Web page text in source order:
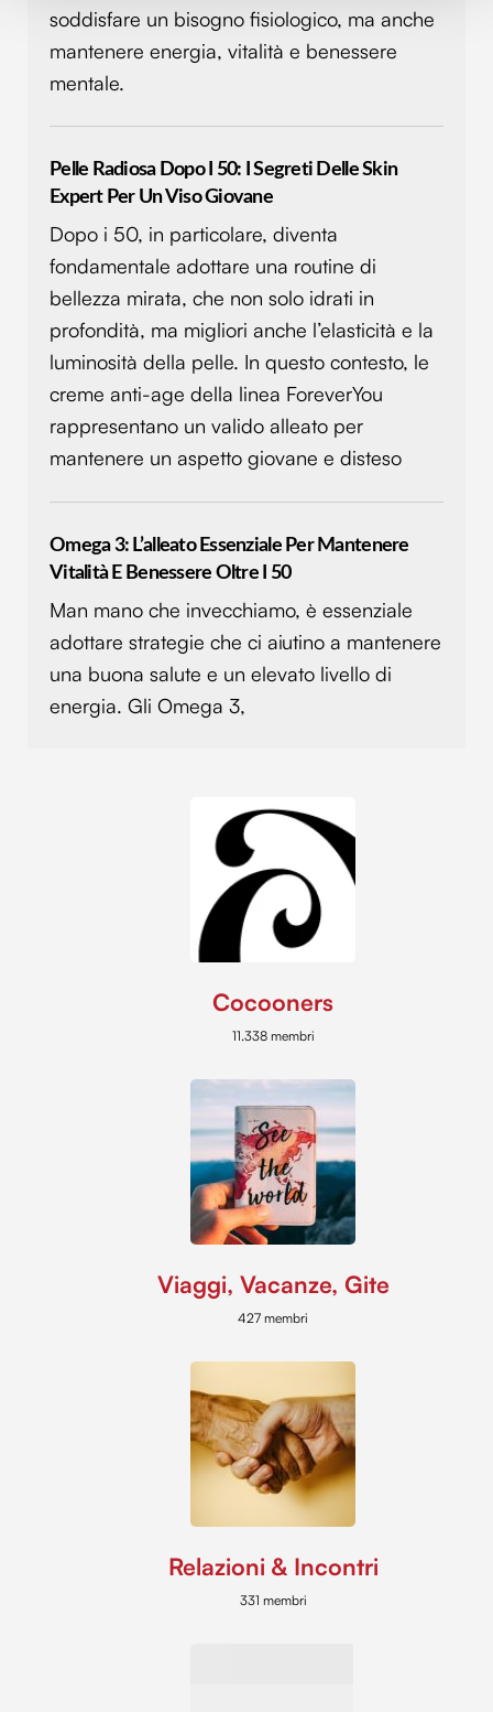
e imposta le tue preferenze nellasezione dettagli. Puoi
modificare o ritirare il tuo consenso in qualsiasi momento
dalla Dichiarazione sui cookie.
annunci, per fornire funzionalità dei social media e per
analizzare il nostro traffico. Condividiamo inoltre
nostri partner che si occupano di analisi dei dati web,
pubblicità e social media, i quali potrebbero combinarle
con altre informazioni che hai fornito loro o che hanno
raccolto dal tuo utilizzo dei loro servizi.
soddisfare un bisogno fisiologico, ma anche
mantenere energia, vitalità e benessere
mentale.
Pelle Radiosa Dopo I 50: I Segreti Delle Skin
Expert Per Un Viso Giovane
Dopo i 50, in particolare, diventa
fondamentale adottare una routine di
bellezza mirata, che non solo idrati in
profondità, ma migliori anche l’elasticità e la
luminosità della pelle. In questo contesto, le
creme anti-age della linea ForeverYou
rappresentano un valido alleato per
mantenere un aspetto giovane e disteso
Omega 3: L’alleato Essenziale Per Mantenere
Vitalità E Benessere Oltre I 50
Man mano che invecchiamo, è essenziale
adottare strategie che ci aiutino a mantenere
una buona salute e un elevato livello di
energia. Gli Omega 3,
Cocooners
11.338 membri
Viaggi, Vacanze, Gite
427 membri
Relazioni & Incontri
331 membri